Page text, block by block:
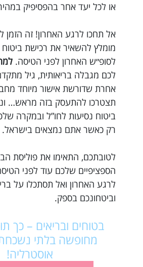
או לכל יעד אחר בהפסיפיק
אל תחכו לרגע האחרון! זה הזמן
מומלץ להשאיר את רכישת ביטוח
לסופ״ש האחרון לפני הטיסה.
לכם מגבלה בריאותית, גיל
אחרת שדורשת אישור מיוחד
תצטרכו להתעסק בזה מראש…
ביטוח נסיעות לחו”ל ובמקרה
רק כאשר אתם נמצאים בישראל.
לטובתכם, התאימו את פוליסת
הספציפיים שלכם עוד לפני
לרגע האחרון ואל תסתכלו על
וביטחונכם בספק.
בטוחים ובריאים – כך
מחופשה בלתי
אוסטרליה!